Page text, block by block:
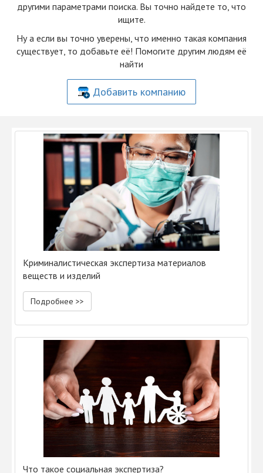
другими параметрами поиска. Вы точно найдете то, что
ищите.
Ну а если вы точно уверены, что именно такая компания
существует, то добавьте её! Помогите другим людям её
найти
Добавить компанию
Криминалистическая экспертиза материалов
веществ и изделий
Подробнее >>
Что такое социальная экспертиза?